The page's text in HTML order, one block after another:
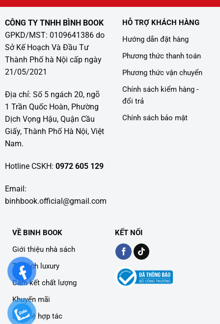
CÔNG TY TNHH BÌNH BOOK
GPKD/MST: 0109641386 do
Sở Kế Hoạch Và Đầu Tư
Thành Phố hà Nội cấp ngày
21/05/2021
Địa chỉ: Số 5 ngách 20, ngõ
1 Trần Quốc Hoàn, Phường
Dịch Vọng Hậu, Quận Cầu
Giấy, Thành Phố Hà Nội, Việt
Nam.
Hotline CSKH: 0972 605 129
Email:
binhbook.official@gmail.com
HỖ TRỢ KHÁCH HÀNG
Hướng dẫn đặt hàng
Phương thức thanh toán
Phương thức vận chuyển
Chính sách kiểm hàng -
đổi trả
Chính sách bảo mật
VỀ BINH BOOK
Giới thiệu nhà sách
Tủ sách luxury
Cam kết chất lượng
Khuyến mãi
Liên hệ hợp tác
KẾT NỐI